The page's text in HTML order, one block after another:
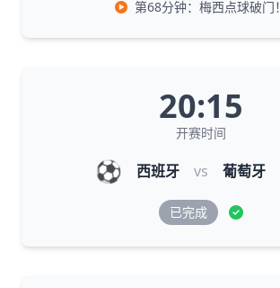
第68分钟：梅西点球破门！
20:15
开赛时间
⚽ 西班牙 vs 葡萄牙
已完成